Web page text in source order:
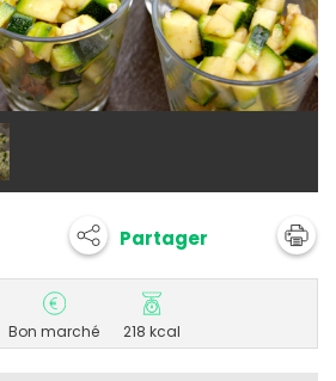
Partager
Bon marché 218 kcal